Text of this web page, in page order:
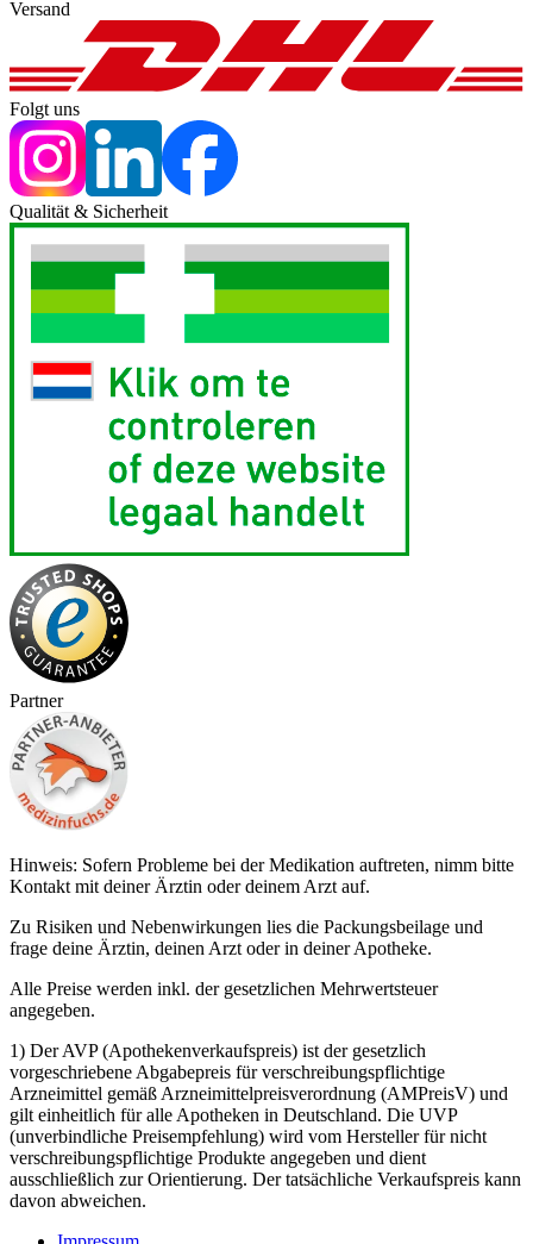
Versand
Folgt uns
Qualität & Sicherheit
Partner
Hinweis: Sofern Probleme bei der Medikation auftreten, nimm bitte
Kontakt mit deiner Ärztin oder deinem Arzt auf.
Zu Risiken und Nebenwirkungen lies die Packungsbeilage und
frage deine Ärztin, deinen Arzt oder in deiner Apotheke.
Alle Preise werden inkl. der gesetzlichen Mehrwertsteuer
angegeben.
1) Der AVP (Apothekenverkaufspreis) ist der gesetzlich
vorgeschriebene Abgabepreis für verschreibungspflichtige
Arzneimittel gemäß Arzneimittelpreisverordnung (AMPreisV) und
gilt einheitlich für alle Apotheken in Deutschland. Die UVP
(unverbindliche Preisempfehlung) wird vom Hersteller für nicht
verschreibungspflichtige Produkte angegeben und dient
ausschließlich zur Orientierung. Der tatsächliche Verkaufspreis kann
davon abweichen.